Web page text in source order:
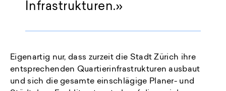
Infrastrukturen.
Eigenartig nur, dass zurzeit die Stadt Zürich ihre
entsprechenden Quartierinfrastrukturen ausbaut
und sich die gesamte einschlägige Planer- und